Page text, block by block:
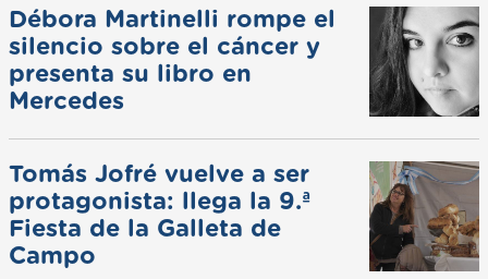
Débora Martinelli rompe el
silencio sobre el cáncer y
presenta su libro en
Mercedes
Tomás Jofré vuelve a ser
protagonista: llega la 9.ª
Fiesta de la Galleta de
Campo